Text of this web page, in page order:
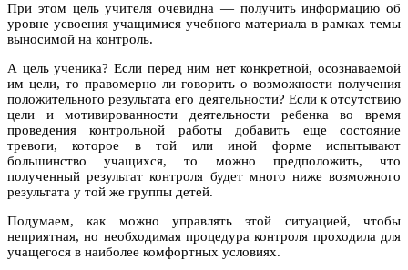
При этом цель учителя очевидна — получить информацию об
уровне усвоения учащимися учебного материала в рамках темы
выносимой на контроль.
А цель ученика? Если перед ним нет конкретной, осознаваемой
им цели, то правомерно ли говорить о возможности получения
положительного результата его деятельности? Если к отсутствию
цели и мотивированности деятельности ребенка во время
проведения контрольной работы добавить еще состояние
тревоги, которое в той или иной форме испытывают
большинство учащихся, то можно предположить, что
полученный результат контроля будет много ниже возможного
результата у той же группы детей.
Подумаем, как можно управлять этой ситуацией, чтобы
неприятная, но необходимая процедура контроля проходила для
учащегося в наиболее комфортных условиях.